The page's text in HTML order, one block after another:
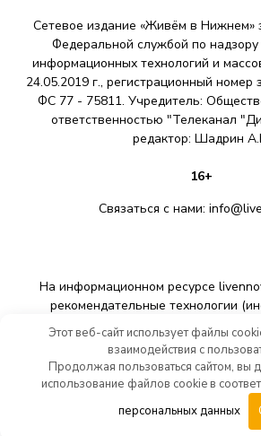
Сетевое издание «Живём в Нижнем»
Федеральной службой по надзору
информационных технологий и
24.05.2019 г., регистрационный
ФС 77 - 75811. Учредитель:
ответственностью "Телеканал
редактор: Шадрин
16+
Связаться с нами:
На информационном ресурсе
рекомендательные технологии
технологии предоставления
систематизации и анализа
предпочтениям пользователей
находящихся на территории
Этот веб-сайт использует файлы
взаимодействия с
Продолжая пользоваться сайтом, вы
использование файлов cookie в
персональных данных